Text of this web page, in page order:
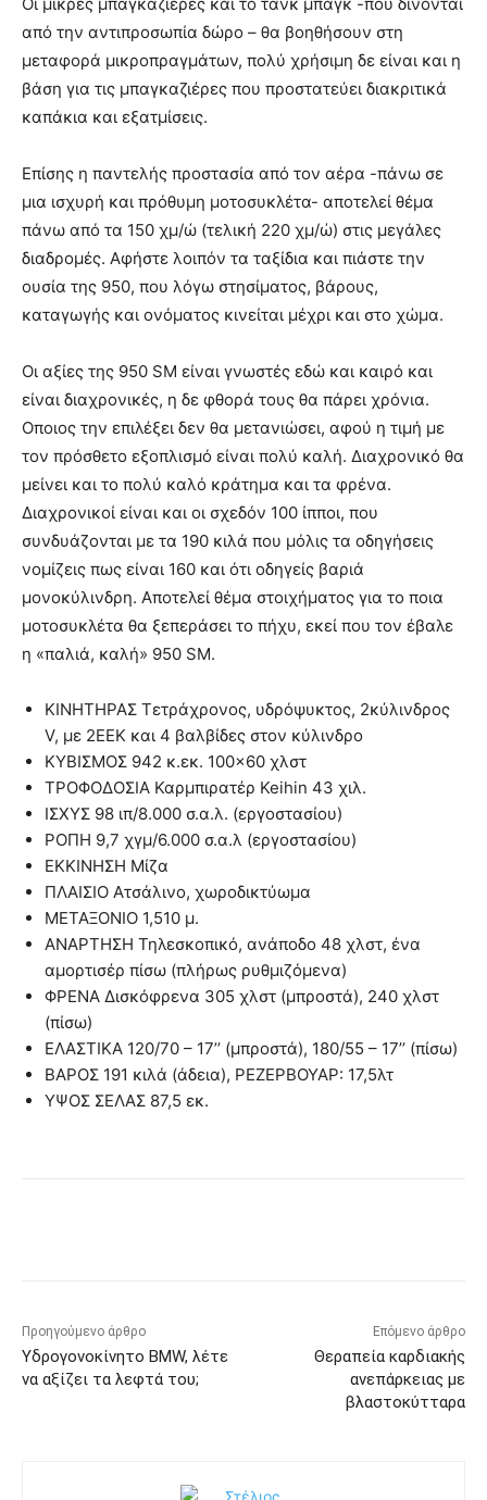
από την αντιπροσωπία δώρο – θα βοηθήσουν στη
μεταφορά μικροπραγμάτων, πολύ χρήσιμη δε είναι και η
βάση για τις μπαγκαζιέρες που προστατεύει διακριτικά
καπάκια και εξατμίσεις.
Επίσης η παντελής προστασία από τον αέρα -πάνω σε
μια ισχυρή και πρόθυμη μοτοσυκλέτα- αποτελεί θέμα
πάνω από τα 150 χμ/ώ (τελική 220 χμ/ώ) στις μεγάλες
διαδρομές. Αφήστε λοιπόν τα ταξίδια και πιάστε την
ουσία της 950, που λόγω στησίματος, βάρους,
καταγωγής και ονόματος κινείται μέχρι και στο χώμα.
Οι αξίες της 950 SM είναι γνωστές εδώ και καιρό και
είναι διαχρονικές, η δε φθορά τους θα πάρει χρόνια.
Οποιος την επιλέξει δεν θα μετανιώσει, αφού η τιμή με
τον πρόσθετο εξοπλισμό είναι πολύ καλή. Διαχρονικό θα
μείνει και το πολύ καλό κράτημα και τα φρένα.
Διαχρονικοί είναι και οι σχεδόν 100 ίπποι, που
συνδυάζονται με τα 190 κιλά που μόλις τα οδηγήσεις
νομίζεις πως είναι 160 και ότι οδηγείς βαριά
μονοκύλινδρη. Αποτελεί θέμα στοιχήματος για το ποια
μοτοσυκλέτα θα ξεπεράσει το πήχυ, εκεί που τον έβαλε
η «παλιά, καλή» 950 SM.
ΚΙΝΗΤΗΡΑΣ Τετράχρονος, υδρόψυκτος, 2κύλινδρος
V, με 2ΕΕΚ και 4 βαλβίδες στον κύλινδρο
ΚΥΒΙΣΜΟΣ 942 κ.εκ. 100×60 χλστ
ΤΡΟΦΟΔΟΣΙΑ Καρμπιρατέρ Keihin 43 χιλ.
ΙΣΧΥΣ 98 ιπ/8.000 σ.α.λ. (εργοστασίου)
ΡΟΠΗ 9,7 χγμ/6.000 σ.α.λ (εργοστασίου)
ΕΚΚΙΝΗΣΗ Μίζα
ΠΛΑΙΣΙΟ Ατσάλινο, χωροδικτύωμα
ΜΕΤΑΞΟΝΙΟ 1,510 μ.
ΑΝΑΡΤΗΣΗ Τηλεσκοπικό, ανάποδο 48 χλστ, ένα
αμορτισέρ πίσω (πλήρως ρυθμιζόμενα)
ΦΡΕΝΑ Δισκόφρενα 305 χλστ (μπροστά), 240 χλστ
(πίσω)
ΕΛΑΣΤΙΚΑ 120/70 – 17’’ (μπροστά), 180/55 – 17’’ (πίσω)
ΒΑΡΟΣ 191 κιλά (άδεια), ΡΕΖΕΡΒΟΥΑΡ: 17,5λτ
ΥΨΟΣ ΣΕΛΑΣ 87,5 εκ.
Προηγούμενο άρθρο
Υδρογονοκίνητο BMW, λέτε
να αξίζει τα λεφτά του;
Επόμενο άρθρο
Θεραπεία καρδιακής
ανεπάρκειας με
βλαστοκύτταρα